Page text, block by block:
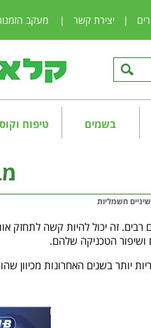
| יצירת קשר | מעקב
בשמים טיפוח
חשמליות
זה יכול להיות קשה לתחזק
ושיפור הטכניקה שלהם.
יותר בשנים האחרונות מכיוון